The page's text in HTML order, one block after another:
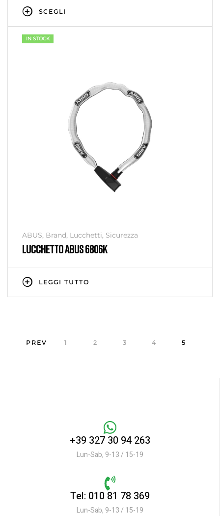
SCEGLI
IN STOCK
ABUS, Brand, Lucchetti, Sicurezza
LUCCHETTO ABUS 6806K
LEGGI TUTTO
PREV 1 2 3 4 5
+39 327 30 94 263
Lun-Sab, 9-13 / 15-19
Tel: 010 81 78 369
Lun-Sab, 9-13 / 15-19